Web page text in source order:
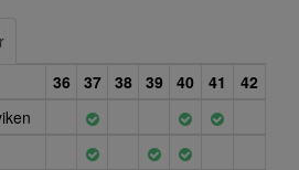
36 37 38 39 40 41
42